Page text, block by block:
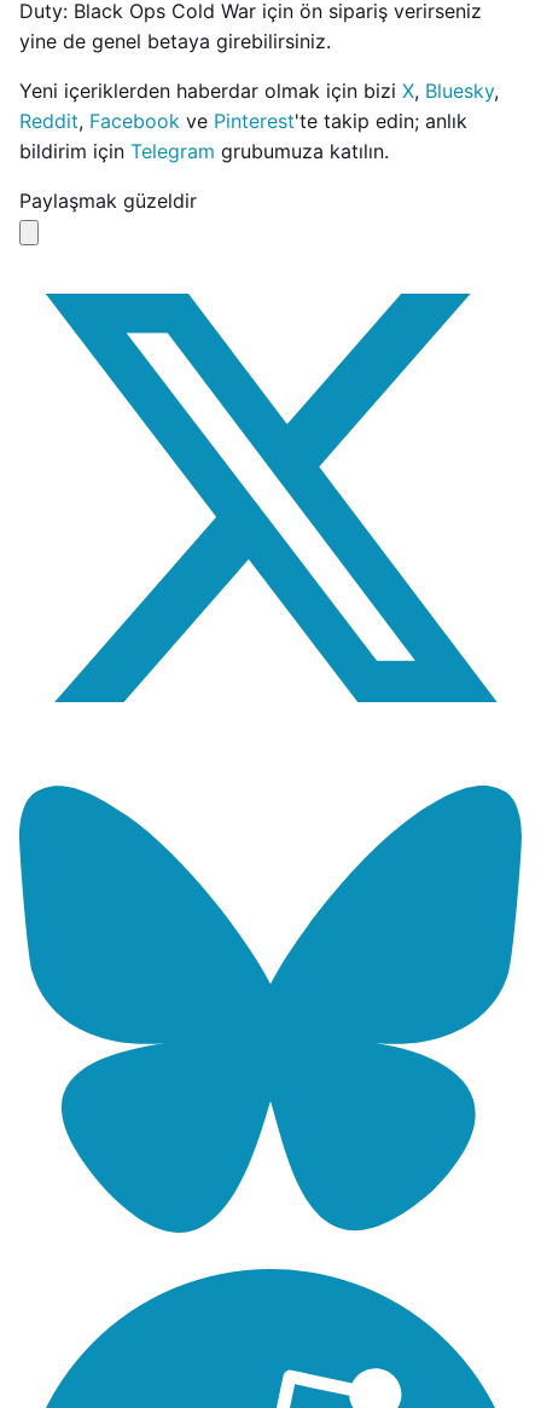
Duty: Black Ops Cold War için ön sipariş verirseniz
yine de genel betaya girebilirsiniz.
Yeni içeriklerden haberdar olmak için bizi X, Bluesky,
Reddit, Facebook ve Pinterest'te takip edin; anlık
bildirim için Telegram grubumuza katılın.
Paylaşmak güzeldir